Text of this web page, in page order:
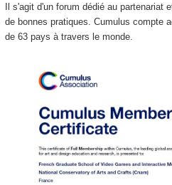
Il s'agit d'un forum dédié au
de bonnes pratiques. Cumulus compte
de 63 pays à travers le monde.